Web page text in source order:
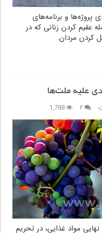
پروژه‌ها و برنامه‌های
عقیم کردن زنانی که در
کردن مردان.
علیه ملت‌ها
۲ 1,788
مواد غذایی، در تحریم